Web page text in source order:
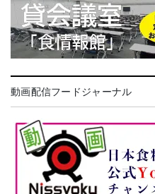
動画配信フードジャーナル